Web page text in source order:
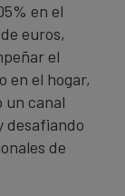
en el
euros,
el
en el hogar,
un canal
desafiando
de